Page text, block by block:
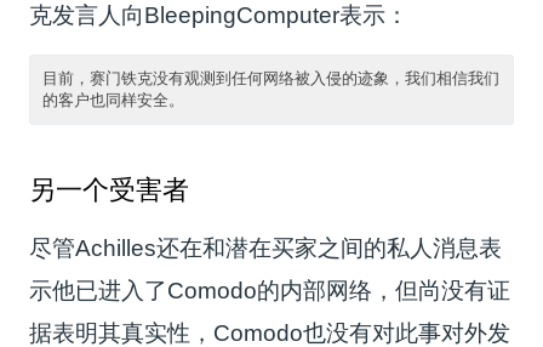
克发言人向BleepingComputer表示：
目前，赛门铁克没有观测到任何网络被入侵的迹象，我们相信我们
另一个受害者
尽管Achilles还在和潜在买家之间的私人消息表
示他已进入了Comodo的内部网络，但尚没有证
据表明其真实性，Comodo也没有对此事对外发